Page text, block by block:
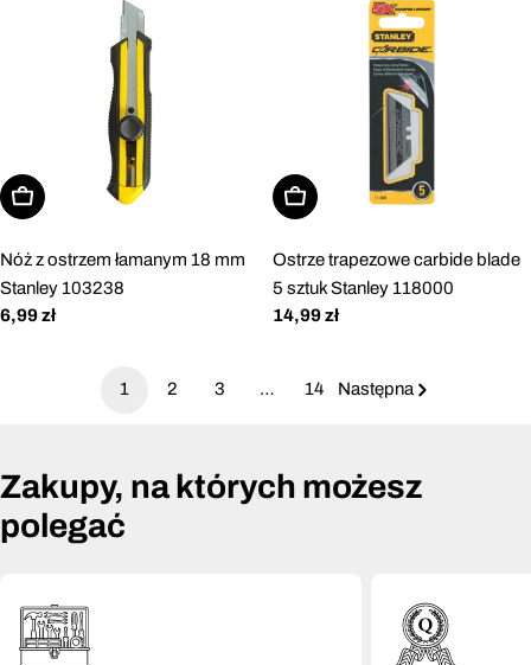
Dodaj do koszyka
Nóż z ostrzem łamanym 18 mm
Stanley 103238
Cena
6,99 zł
Dodaj do koszyka
Ostrze trapezowe carbide blade
5 sztuk Stanley 118000
Cena
14,99 zł
1 2 3 … 14 Następna
Zakupy, na których możesz
polegać